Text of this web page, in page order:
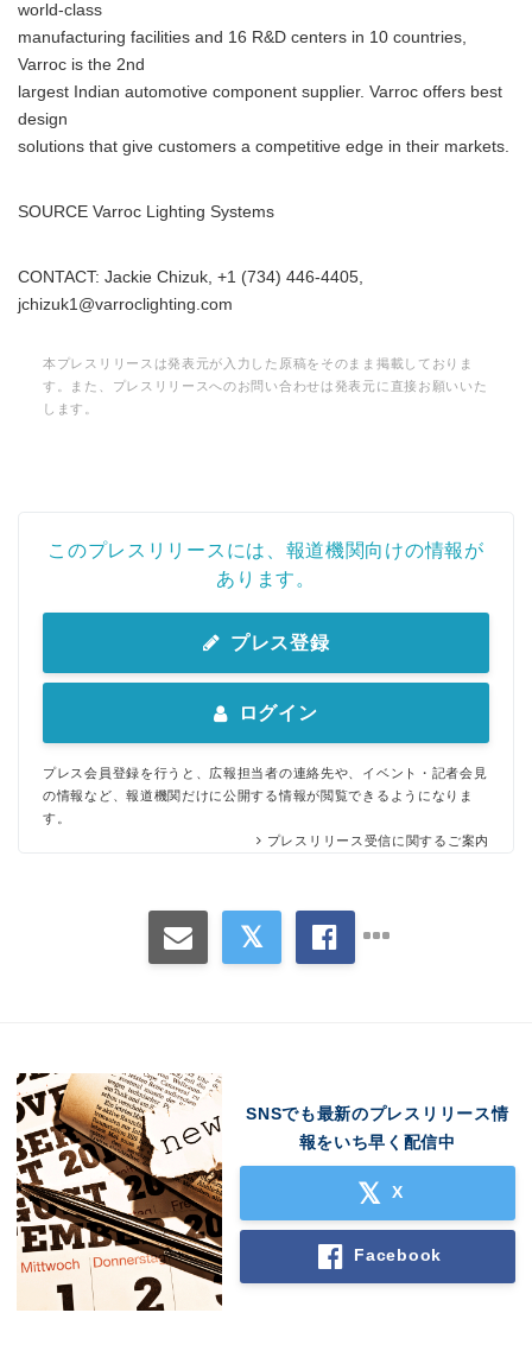
world-class
manufacturing facilities and 16 R&D centers in 10 countries,
Varroc is the 2nd
largest Indian automotive component supplier. Varroc offers best
design
solutions that give customers a competitive edge in their markets.
SOURCE Varroc Lighting Systems
CONTACT: Jackie Chizuk, +1 (734) 446-4405,
jchizuk1@varroclighting.com
本プレスリリースは発表元が入力した原稿をそのまま掲載しておりま
す。また、プレスリリースへのお問い合わせは発表元に直接お願いいた
します。
このプレスリリースには、報道機関向けの情報が
あります。
プレス登録
ログイン
プレス会員登録を行うと、広報担当者の連絡先や、イベント・記者会見
の情報など、報道機関だけに公開する情報が閲覧できるようになりま
す。
プレスリリース受信に関するご案内
SNSでも最新のプレスリリース情
報をいち早く配信中
X
Facebook
Japanese
English